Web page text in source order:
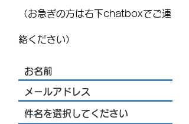
(FIG)2026、今年もレオンで
開催！豪華ライブ出演者
を発表 海外アーティス
結
（お急ぎの方は右下chatboxでご連
絡ください）